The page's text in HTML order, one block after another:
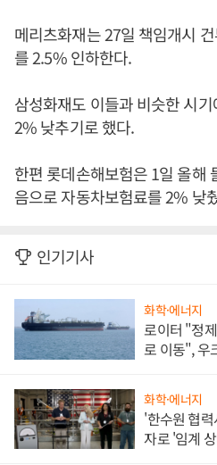
메리츠화재는 27일 책임개시
를 2.5% 인하한다.
삼성화재도 이들과 비슷한 시
2% 낮추기로 했다.
한편 롯데손해보험은 1일 올해
음으로 자동차보험료를 2% 낮
인기기사
화학·에너지
로이터 "정
로 이동", 우
화학·에너지
'한수원 협
자로 '임계